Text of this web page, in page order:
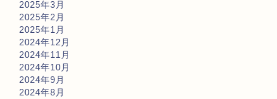
2025年3月
2025年2月
2025年1月
2024年12月
2024年11月
2024年10月
2024年9月
2024年8月